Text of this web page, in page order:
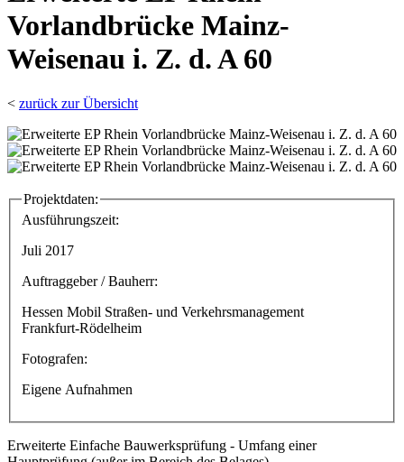
Vorlandbrücke Mainz-
Weisenau i. Z. d. A 60
< zurück zur Übersicht
Projektdaten:
Ausführungszeit:
Juli 2017
Auftraggeber / Bauherr:
Hessen Mobil Straßen- und Verkehrsmanagement
Frankfurt-Rödelheim
Fotografen:
Eigene Aufnahmen
Erweiterte Einfache Bauwerksprüfung - Umfang einer